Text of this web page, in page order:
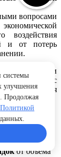
вопросами
воздействия
и от потерь
от изделия и
с
выбираются
упаковки.
от объема
системы
улучшения
Продолжая
Политикой